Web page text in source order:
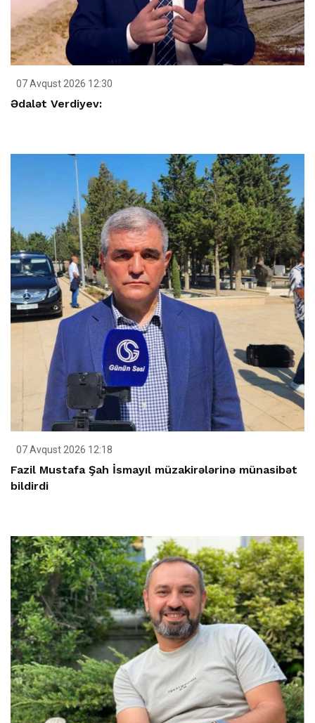
07 Avqust 2026 12:30
Ədalət Verdiyev:
07 Avqust 2026 12:18
Fazil Mustafa Şah İsmayıl müzakirələrinə münasibət
bildirdi